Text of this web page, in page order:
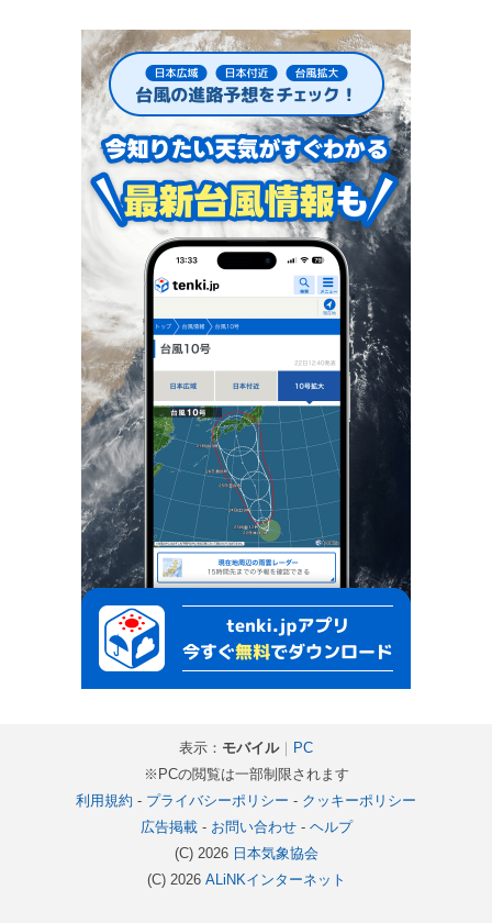
表示： モバイル｜ PC
※PCの閲覧は一部制限されます
利用規約 - プライバシーポリシー - クッキーポリシー
広告掲載- お問い合わせ- ヘルプ
(C) 2026 日本気象協会
(C) 2026 ALiNKインターネット